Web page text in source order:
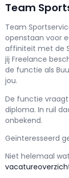
Team
Team
openstaan voor
affiniteit met de
jij Freelance
de functie als
jou.
De functie
diploma. In ruil
onbekend.
Geïnteresseerd
Niet helemaal